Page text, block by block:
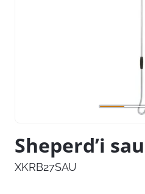
Sheperd’i sau
XKRB27SAU